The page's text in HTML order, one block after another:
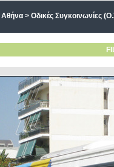
Αθήνα> Οδικές Συγκοινωνίες